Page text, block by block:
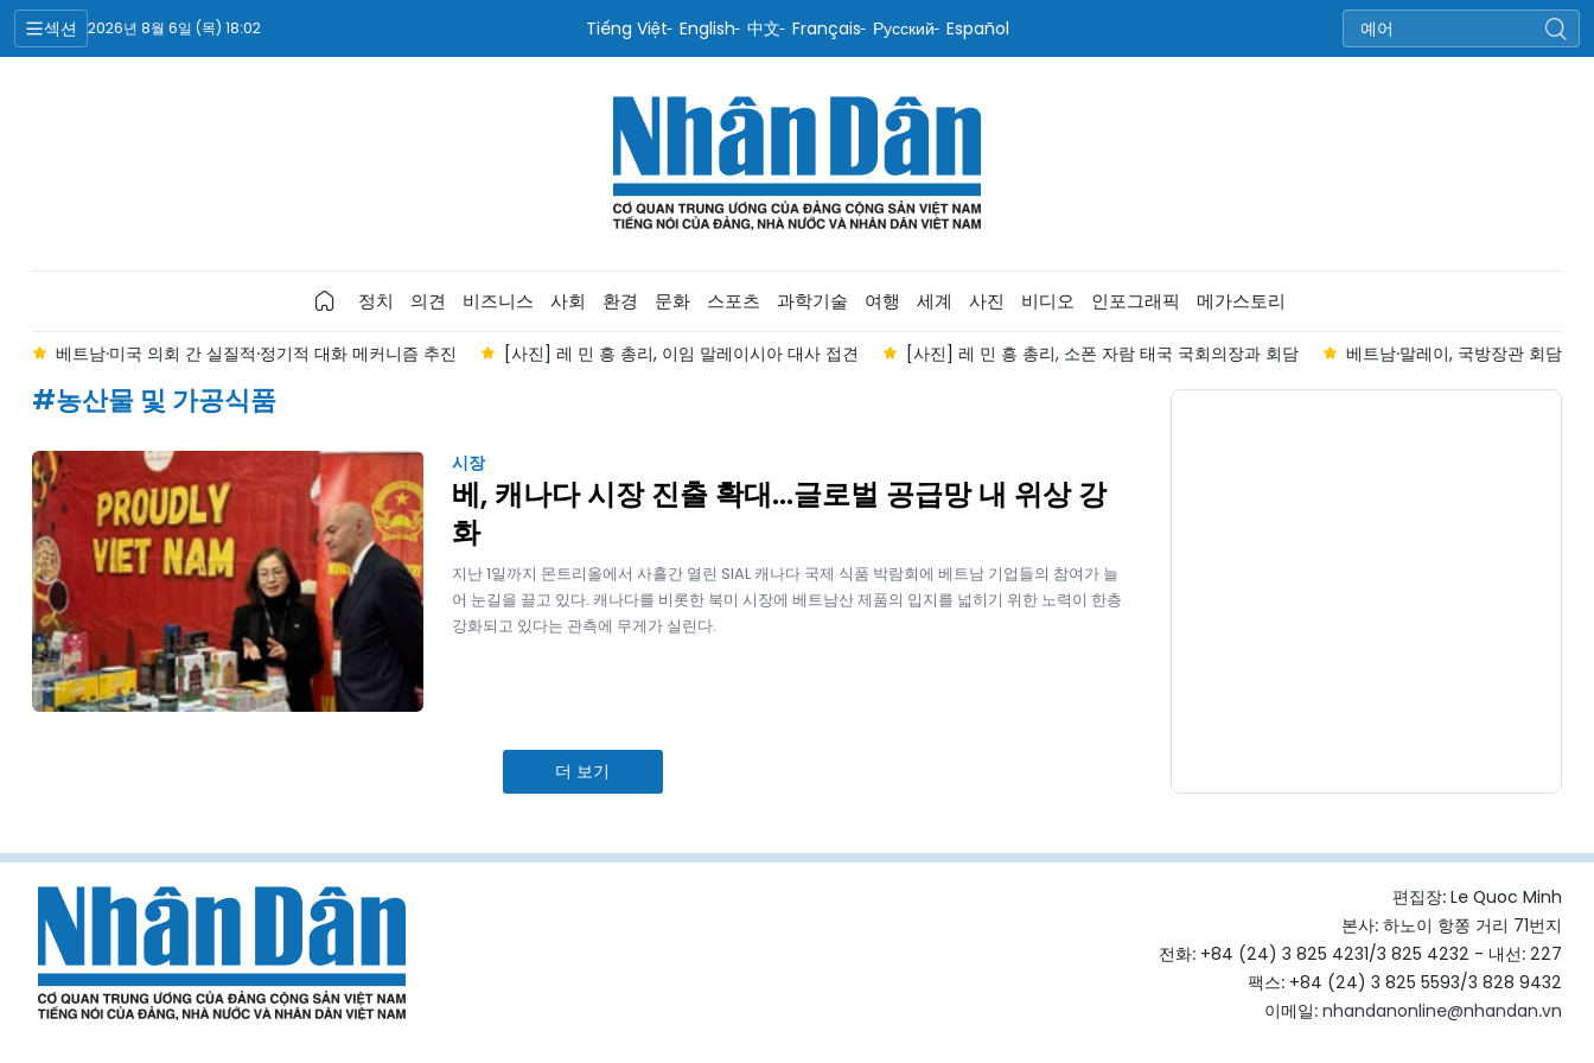
섹션 2026년 8월 6일 (목) 18:02 Tiếng Việt English 中文 Français Русский Español
정치 의견 비즈니스 사회 환경 문화 스포츠 과학기술 여행 세계 사진 비디오 인포그래픽 메가스토리
베트남·미국 의회 간 실질적·정기적 대화 메커니즘 추진 [사진] 레 민 흥 총리, 이임 말레이시아 대사 접견 [사진] 레 민 흥 총리, 소폰 자람 태국 국회의장과 회담 베트남·말레이, 국방장관 회담..."
#농산물 및 가공식품
시장
베, 캐나다 시장 진출 확대...글로벌 공급망 내 위상 강
화
지난 1일까지 몬트리올에서 사흘간 열린 SIAL 캐나다 국제 식품 박람회에 베트남 기업들의 참여가 늘
어 눈길을 끌고 있다. 캐나다를 비롯한 북미 시장에 베트남산 제품의 입지를 넓히기 위한 노력이 한층
강화되고 있다는 관측에 무게가 실린다.
더 보기
편집장: Le Quoc Minh
본사: 하노이 항쫑 거리 71번지
전화: +84 (24) 3 825 4231/3 825 4232 - 내선: 227
팩스: +84 (24) 3 825 5593/3 828 9432
이메일: nhandanonline@nhandan.vn